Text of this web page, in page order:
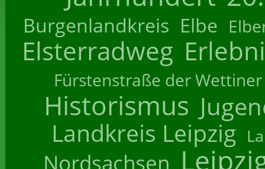
Burgenlandkreis Elbe
Elsterradweg
Fürstenstraße der Wettiner
Historismus
Landkreis Leipzig
Nordsachsen